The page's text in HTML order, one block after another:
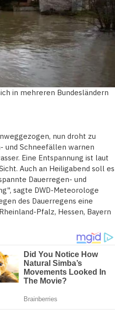
in mehreren Bundesländern
nun droht zu
und Schneefällen warnen
Eine Entspannung ist laut
Auch an Heiligabend soll es
Dauerregen- und
sagte DWD-Meteorologe
des Dauerregens eine
Pfalz, Hessen, Bayern